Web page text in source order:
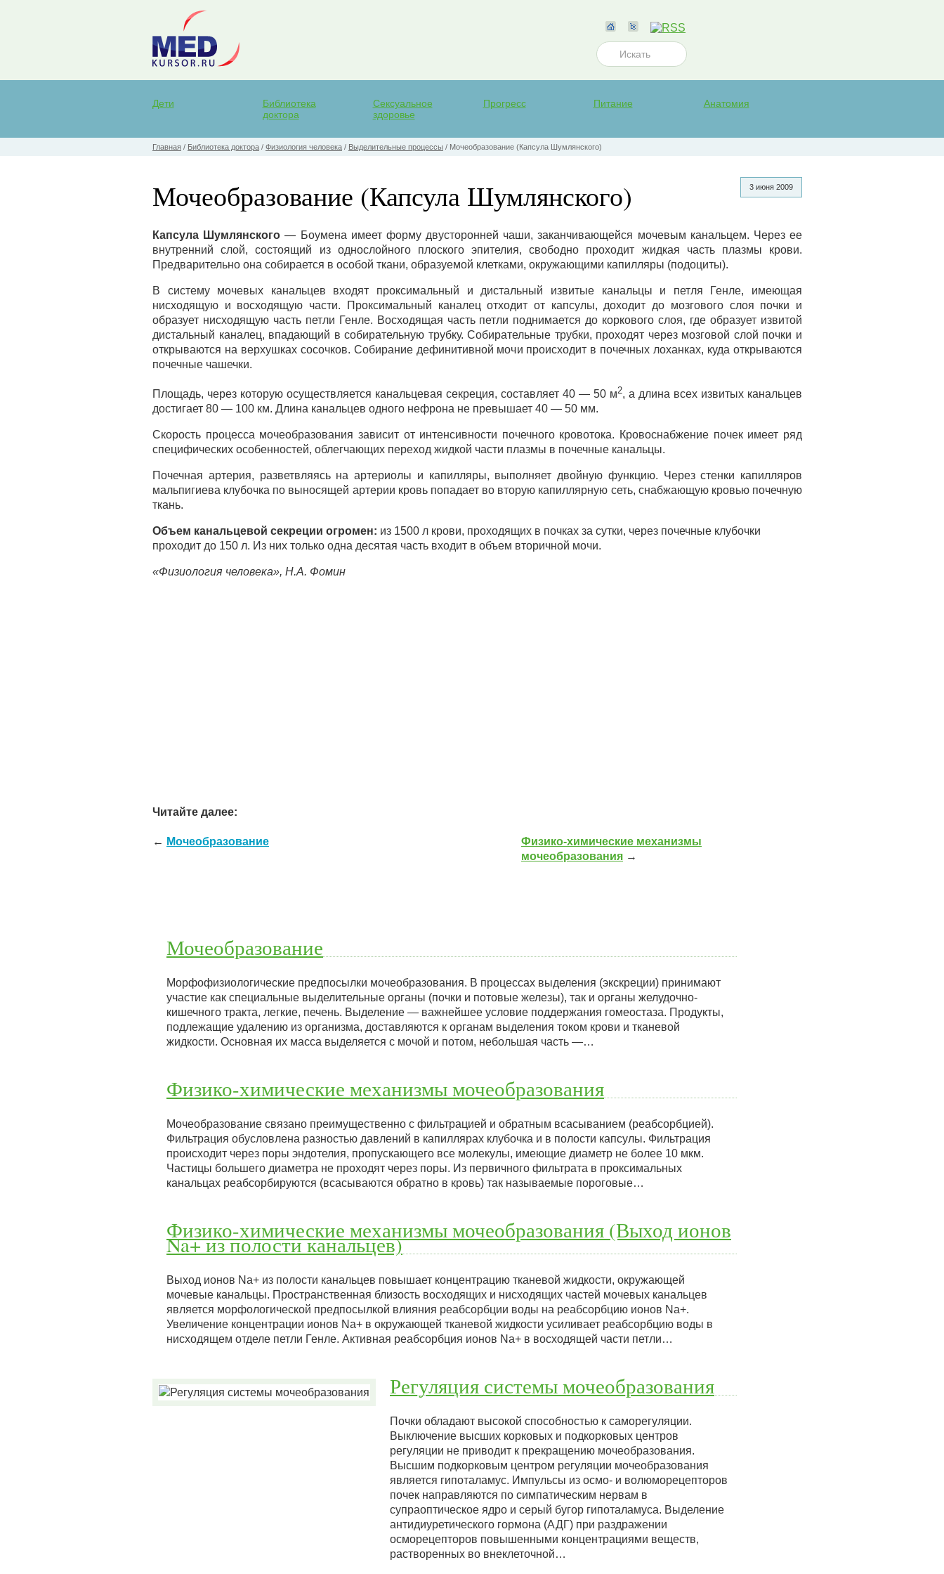
Дети
Библиотека
доктора
Сексуальное
здоровье
Прогресс Питание Анатомия
Главная / Библиотека доктора / Физиология человека / Выделительные процессы / Мочеобразование (Капсула Шумлянского)
3 июня 2009
Мочеобразование (Капсула Шумлянского)
Капсула Шумлянского — Боумена имеет форму двусторонней чаши, заканчивающейся мочевым канальцем. Через ее
внутренний слой, состоящий из однослойного плоского эпителия, свободно проходит жидкая часть плазмы крови.
Предварительно она собирается в особой ткани, образуемой клетками, окружающими капилляры (подоциты).
В систему мочевых канальцев входят проксимальный и дистальный извитые канальцы и петля Генле, имеющая
нисходящую и восходящую части. Проксимальный каналец отходит от капсулы, доходит до мозгового слоя почки и
образует нисходящую часть петли Генле. Восходящая часть петли поднимается до коркового слоя, где образует извитой
дистальный каналец, впадающий в собирательную трубку. Собирательные трубки, проходят через мозговой слой почки и
открываются на верхушках сосочков. Собирание дефинитивной мочи происходит в почечных лоханках, куда открываются
почечные чашечки.
Площадь, через которую осуществляется канальцевая секреция, составляет 40 — 50 м2, а длина всех извитых канальцев
достигает 80 — 100 км. Длина канальцев одного нефрона не превышает 40 — 50 мм.
Скорость процесса мочеобразования зависит от интенсивности почечного кровотока. Кровоснабжение почек имеет ряд
специфических особенностей, облегчающих переход жидкой части плазмы в почечные канальцы.
Почечная артерия, разветвляясь на артериолы и капилляры, выполняет двойную функцию. Через стенки капилляров
мальпигиева клубочка по выносящей артерии кровь попадает во вторую капиллярную сеть, снабжающую кровью почечную
ткань.
Объем канальцевой секреции огромен: из 1500 л крови, проходящих в почках за сутки, через почечные клубочки
проходит до 150 л. Из них только одна десятая часть входит в объем вторичной мочи.
«Физиология человека», Н.А. Фомин
Читайте далее:
← Мочеобразование
Физико-химические механизмы
мочеобразования →
Мочеобразование
Морфофизиологические предпосылки мочеобразования. В процессах выделения (экскреции) принимают
участие как специальные выделительные органы (почки и потовые железы), так и органы желудочно-
кишечного тракта, легкие, печень. Выделение — важнейшее условие поддержания гомеостаза. Продукты,
подлежащие удалению из организма, доставляются к органам выделения током крови и тканевой
жидкости. Основная их масса выделяется с мочой и потом, небольшая часть —…
Физико-химические механизмы мочеобразования
Мочеобразование связано преимущественно с фильтрацией и обратным всасыванием (реабсорбцией).
Фильтрация обусловлена разностью давлений в капиллярах клубочка и в полости капсулы. Фильтрация
происходит через поры эндотелия, пропускающего все молекулы, имеющие диаметр не более 10 мкм.
Частицы большего диаметра не проходят через поры. Из первичного фильтрата в проксимальных
канальцах реабсорбируются (всасываются обратно в кровь) так называемые пороговые…
Физико-химические механизмы мочеобразования (Выход ионов
Na+ из полости канальцев)
Выход ионов Na+ из полости канальцев повышает концентрацию тканевой жидкости, окружающей
мочевые канальцы. Пространственная близость восходящих и нисходящих частей мочевых канальцев
является морфологической предпосылкой влияния реабсорбции воды на реабсорбцию ионов Na+.
Увеличение концентрации ионов Na+ в окружающей тканевой жидкости усиливает реабсорбцию воды в
нисходящем отделе петли Генле. Активная реабсорбция ионов Na+ в восходящей части петли…
Регуляция системы мочеобразования
Почки обладают высокой способностью к саморегуляции.
Выключение высших корковых и подкорковых центров
регуляции не приводит к прекращению мочеобразования.
Высшим подкорковым центром регуляции мочеобразования
является гипоталамус. Импульсы из осмо- и волюморецепторов
почек направляются по симпатическим нервам в
супраоптическое ядро и серый бугор гипоталамуса. Выделение
антидиуретического гормона (АДГ) при раздражении
осморецепторов повышенными концентрациями веществ,
растворенных во внеклеточной…